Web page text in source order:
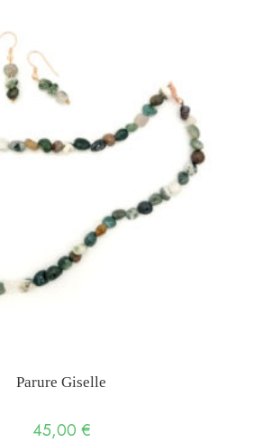
Parure Giselle
45,00 €